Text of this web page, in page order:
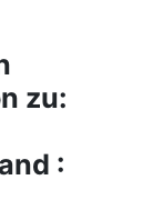
zu:
: